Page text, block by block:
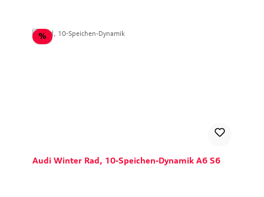
%Rabatt
Audi Winter Rad, 10-Speichen-Dynamik A6 S6